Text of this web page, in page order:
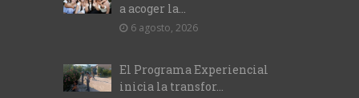
a acoger la...
6 agosto, 2026
El Programa Experiencial
inicia la transfor...